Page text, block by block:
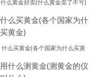
什么黄金好卖(什么黄金卖了不亏)
什么买黄金(各个国家为什么买黄